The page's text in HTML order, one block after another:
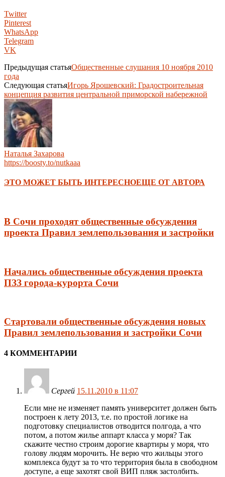
Twitter
Pinterest
WhatsApp
Telegram
VK
Предыдущая статьяОбщественные слушания 10 ноября 2010
года
Следующая статьяИгорь Ярошевский: Градостроительная
концепция развития центральной приморской набережной
Наталья Захарова
https://boosty.to/nutkaaa
ЭТО МОЖЕТ БЫТЬ ИНТЕРЕСНОЕЩЕ ОТ АВТОРА
В Сочи проходят общественные обсуждения
проекта Правил землепользования и застройки
Начались общественные обсуждения проекта
ПЗЗ города-курорта Сочи
Стартовали общественные обсуждения новых
Правил землепользования и застройки Сочи
4 КОММЕНТАРИИ
Сергей 15.11.2010 в 11:07
Если мне не изменяет память университет должен быть
построен к лету 2013, т.е. по простой логике на
подготовку специалистов отводится полгода, а что
потом, а потом жилье аппарт класса у моря? Так
скажите честно строим дорогие квартиры у моря, что
голову людям морочить. Не верю что жильцы этого
комплекса будут за то что территория была в свободном
доступе, а еще захотят свой ВИП пляж застолбить.